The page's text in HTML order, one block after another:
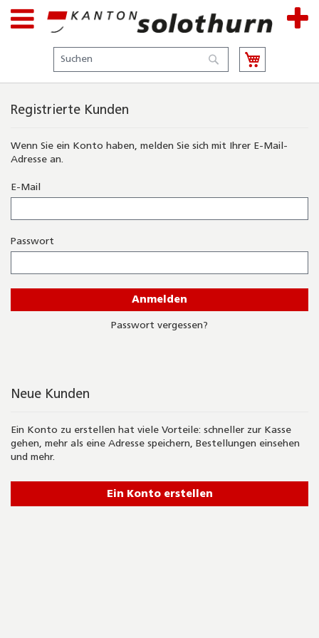
Suche
Suche
Registrierte Kunden
Wenn Sie ein Konto haben, melden Sie sich mit Ihrer E-Mail-
Adresse an.
E-Mail
Passwort
Anmelden
Passwort vergessen?
Neue Kunden
Ein Konto zu erstellen hat viele Vorteile: schneller zur Kasse
gehen, mehr als eine Adresse speichern, Bestellungen einsehen
und mehr.
Ein Konto erstellen